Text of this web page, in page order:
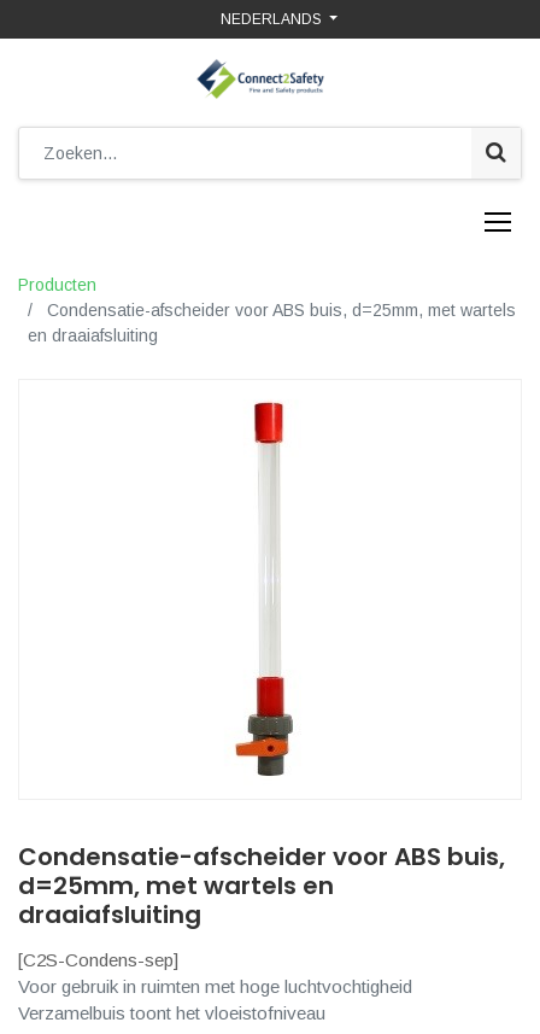
NEDERLANDS
Producten
Condensatie-afscheider voor ABS buis, d=25mm, met wartels
en draaiafsluiting
Condensatie-afscheider voor ABS buis,
d=25mm, met wartels en
draaiafsluiting
[C2S-Condens-sep]
Voor gebruik in ruimten met hoge luchtvochtigheid
Verzamelbuis toont het vloeistofniveau